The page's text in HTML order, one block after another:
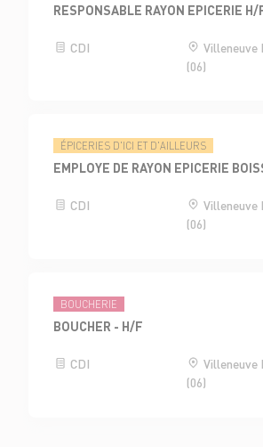
RESPONSABLE RAYON EPICERIE H/
CDI
Villeneuve
(06)
ÉPICERIES D'ICI ET D'AILLEURS
EMPLOYE DE RAYON EPICERIE
CDI
Villeneuve
(06)
BOUCHERIE
BOUCHER - H/F
CDI
Villeneuve
(06)